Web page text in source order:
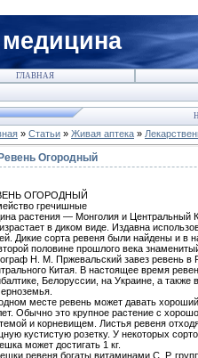
ГЛАВНАЯ
» Статьи » Живая аптека »
Ревень Огородный
ОГОРОДНЫЙ
гречишные
растения — Монголия и Центральный
в диком виде. Издавна
Дикие сорта ревеня были найдены и в
половине прошлого века
Н. М. Пржевальский завез ревень
Китая. В настоящее время
Белоруссии, на Украине, а также
месте ревень может давать
Обычно это крупное растение с
и корневищем. Листья ревеня
кустистую розетку. У некоторых
может достигать 1 кг.
ревеня богаты витаминами С, Р,